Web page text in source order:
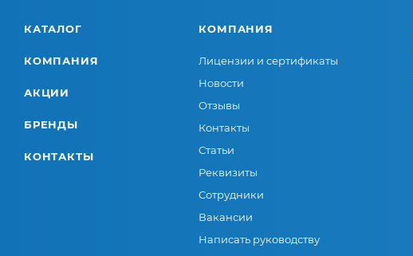
КАТАЛОГ
КОМПАНИЯ
АКЦИИ
БРЕНДЫ
КОНТАКТЫ
КОМПАНИЯ
Лицензии и сертификаты
Новости
Отзывы
Контакты
Статьи
Реквизиты
Сотрудники
Вакансии
Написать руководству